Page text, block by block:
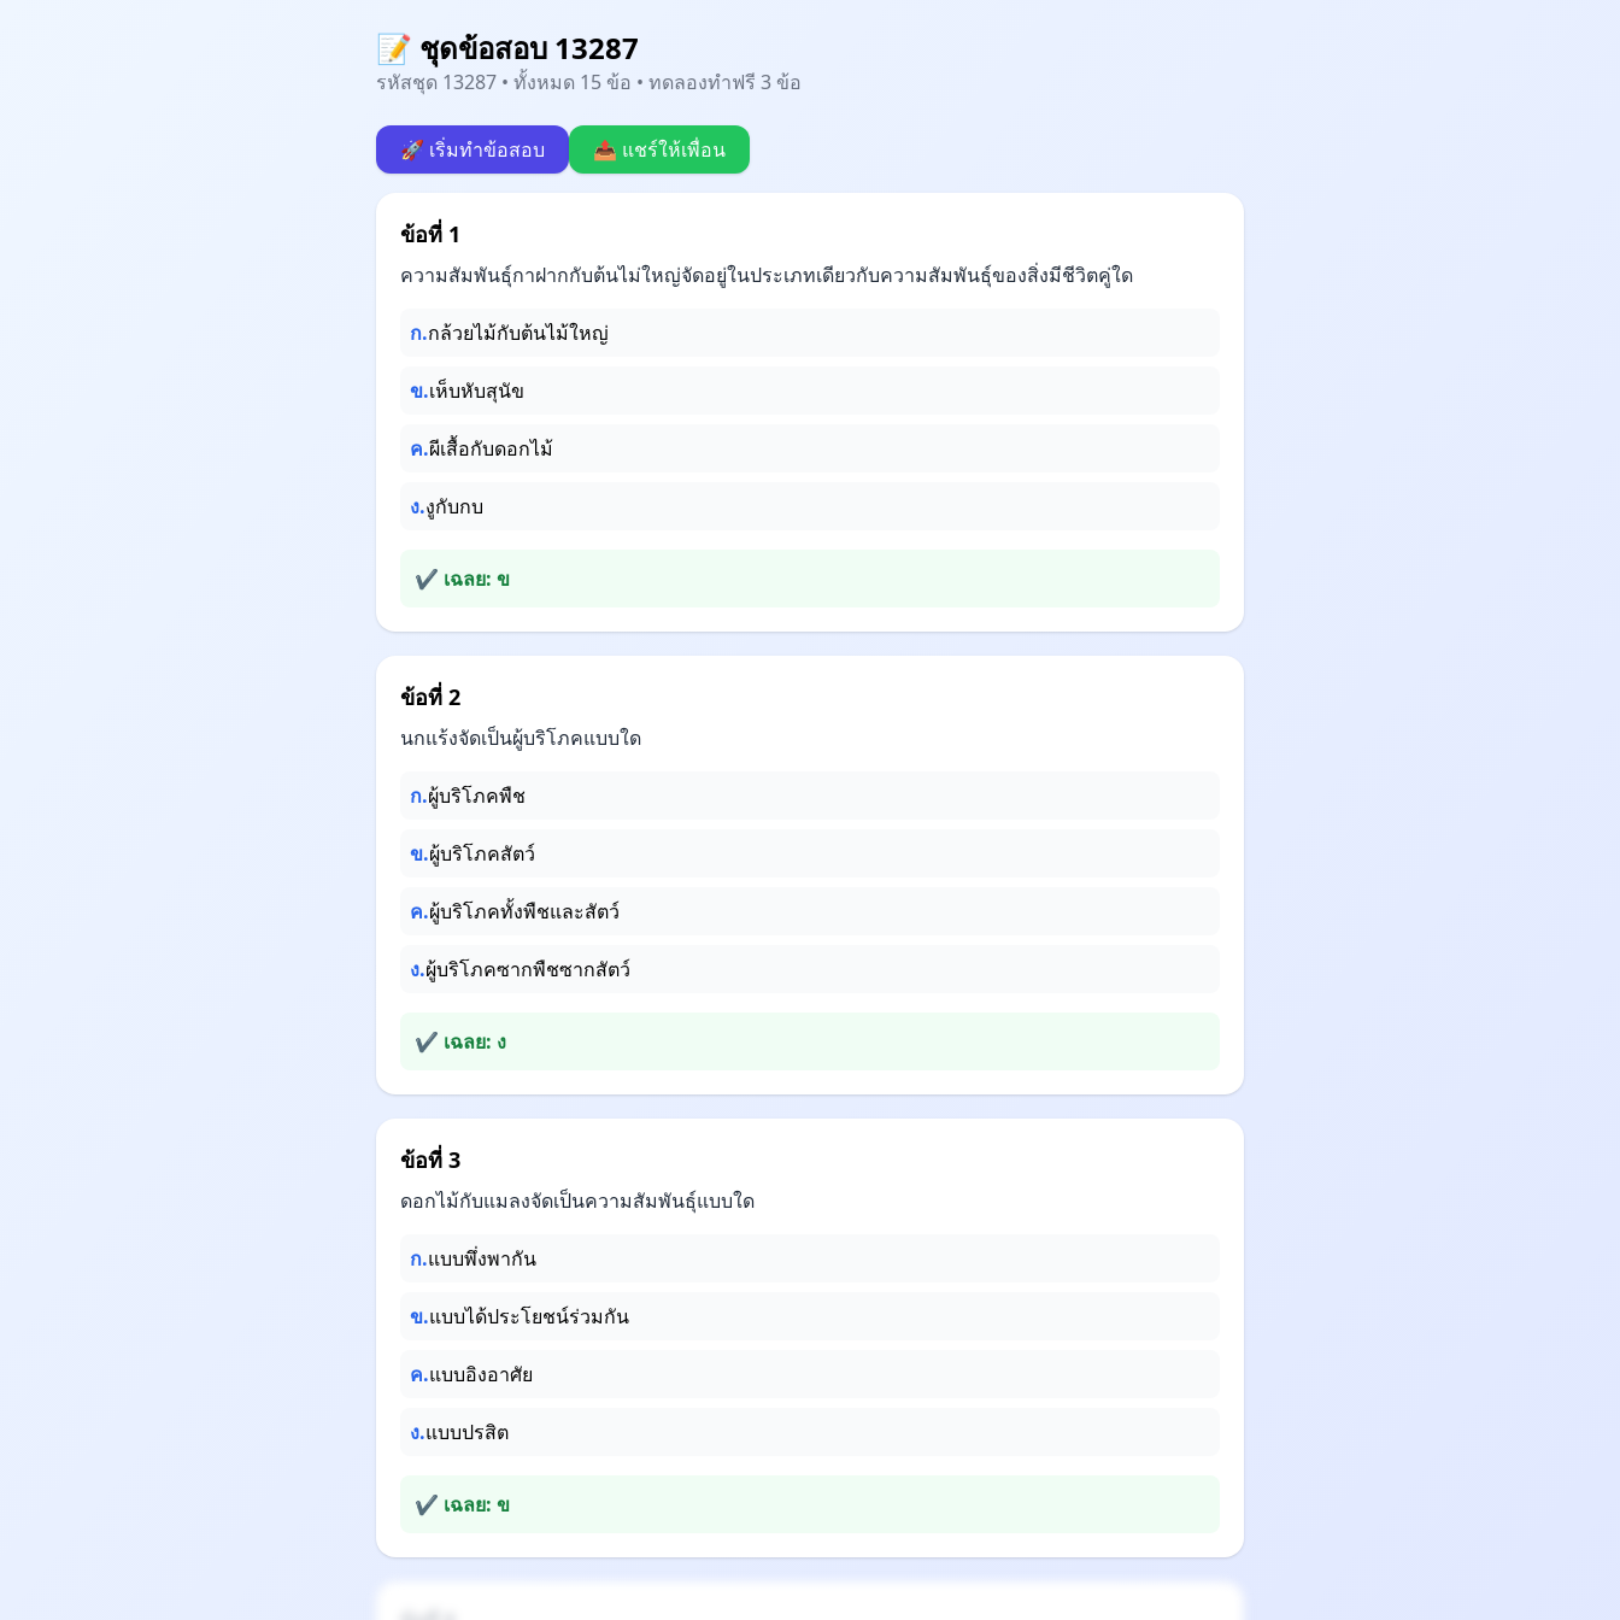
📝 ชุดข้อสอบ 13287
รหัสชุด 13287 • ทั้งหมด 15 ข้อ • ทดลองทำฟรี 3 ข้อ
🚀 เริ่มทำข้อสอบ 📤 แชร์ให้เพื่อน
ข้อที่ 1
ความสัมพันธุ์กาฝากกับต้นไม่ใหญ่จัดอยู่ในประเภทเดียวกับความสัมพันธุ์ของสิ่งมีชีวิตคู่ใด
ก.กล้วยไม้กับต้นไม้ใหญ่
ข.เห็บหับสุนัข
ค.ผีเสื้อกับดอกไม้
ง.งูกับกบ
✔ เฉลย: ข
ข้อที่ 2
นกแร้งจัดเป็นผู้บริโภคแบบใด
ก.ผู้บริโภคพืช
ข.ผู้บริโภคสัตว์
ค.ผู้บริโภคทั้งพืชและสัตว์
ง.ผู้บริโภคซากพืชซากสัตว์
✔ เฉลย: ง
ข้อที่ 3
ดอกไม้กับแมลงจัดเป็นความสัมพันธุ์แบบใด
ก.แบบพึ่งพากัน
ข.แบบได้ประโยชน์ร่วมกัน
ค.แบบอิงอาศัย
ง.แบบปรสิต
✔ เฉลย: ข